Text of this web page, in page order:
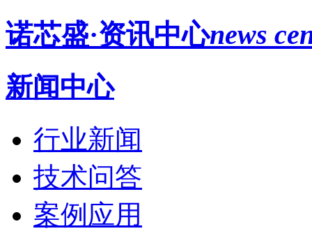
诺芯盛·资讯中心news
新闻中心
行业新闻
技术问答
案例应用